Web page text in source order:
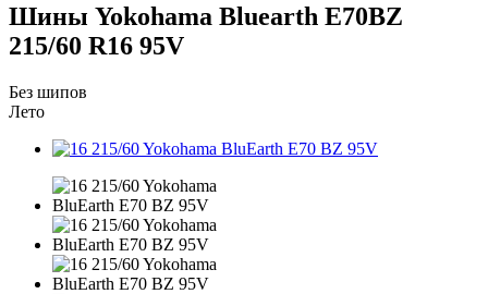
Шины Yokohama Bluearth E70BZ
215/60 R16 95V
Без шипов
Лето